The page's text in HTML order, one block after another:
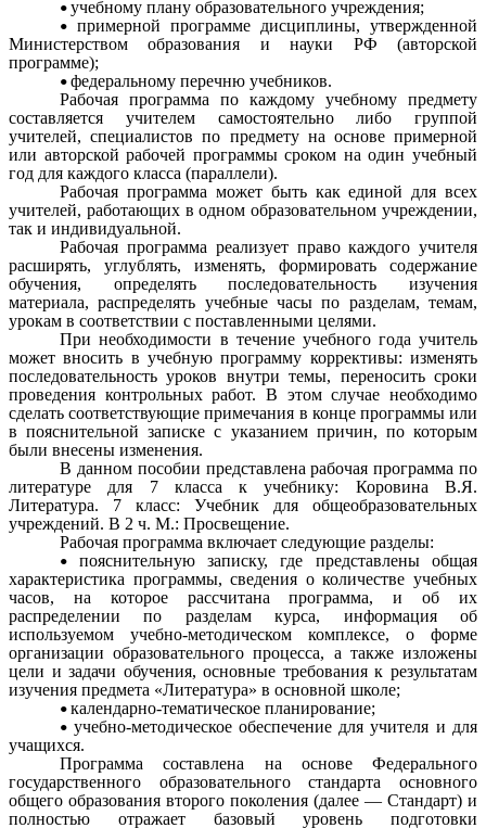
учебному плану образовательного учреждения;
примерной программе дисциплины, утвержденной
Министерством образования и науки РФ (авторской
программе);
федеральному перечню учебников.
Рабочая программа по каждому учебному предмету
составляется учителем самостоятельно либо группой
учителей, специалистов по предмету на основе примерной
или авторской рабочей программы сроком на один учебный
год для каждого класса (параллели).
Рабочая программа может быть как единой для всех
учителей, работающих в одном образовательном учреждении,
так и индивидуальной.
Рабочая программа реализует право каждого учителя
расширять, углублять, изменять, формировать содержание
обучения, определять последовательность изучения
материала, распределять учебные часы по разделам, темам,
урокам в соответствии с поставленными целями.
При необходимости в течение учебного года учитель
может вносить в учебную программу коррективы: изменять
последовательность уроков внутри темы, переносить сроки
проведения контрольных работ. В этом случае необходимо
сделать соответствующие примечания в конце программы или
в пояснительной записке с указанием причин, по которым
были внесены изменения.
В данном пособии представлена рабочая программа по
литературе для 7 класса к учебнику: Коровина В.Я.
Литература. 7 класс: Учебник для общеобразовательных
учреждений. В 2 ч. М.: Просвещение.
Рабочая программа включает следующие разделы:
пояснительную записку, где представлены общая
характеристика программы, сведения о количестве учебных
часов, на которое рассчитана программа, и об их
распределении по разделам курса, информация об
используемом учебно-методическом комплексе, о форме
организации образовательного процесса, а также изложены
цели и задачи обучения, основные требования к результатам
изучения предмета «Литература» в основной школе;
календарно-тематическое планирование;
учебно-методическое обеспечение для учителя и для
учащихся.
Программа составлена на основе Федерального
государственного образовательного стандарта основного
общего образования второго поколения (далее — Стандарт) и
полностью отражает базовый уровень подготовки